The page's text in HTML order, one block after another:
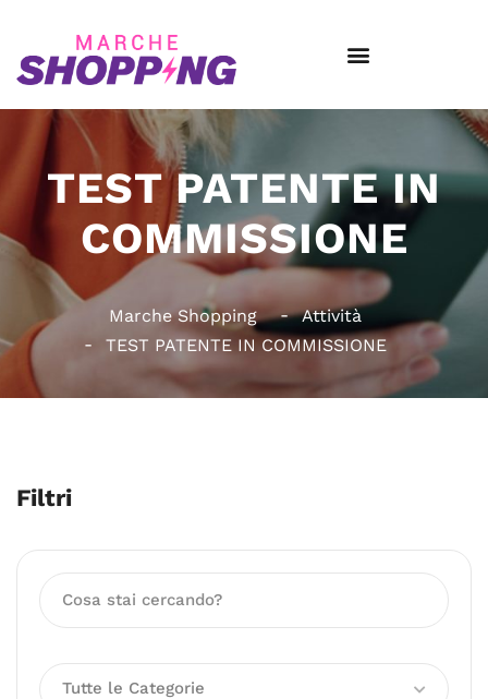
TEST PATENTE IN
COMMISSIONE
Marche Shopping
Attività
TEST PATENTE IN COMMISSIONE
Filtri
Tutte le Categorie